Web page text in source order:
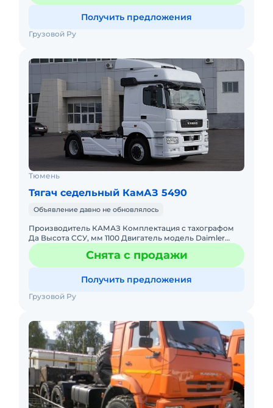
Получить предложения
Грузовой Ру
Тюмень
Тягач седельный КамАЗ 5490
Объявление давно не обновлялось
Производитель КАМАЗ Комплектация с тахографом
Да Высота ССУ, мм 1100 Двигатель модель Daimler
OM457LA Мощность двигателя, л.с. 428 Коробка
передач модельСнята с продажи
Получить предложения
Грузовой Ру